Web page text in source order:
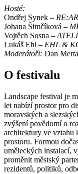
Hosté:
Ondřej Synek –
Johana Šimčíková –
Vojtěch Sosna –
Lukáš Ehl – EHL &
Moderátoři: Dan
O festivalu
Landscape festival je
let nabízí prostor pro
moravských a
zvýšení povědomí o
architektury ve vztahu
prostoru. Formou
uměleckých instalací,
proměnit městský
rezidentů, politiků,